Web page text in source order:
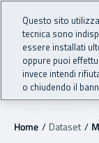
Vai al menu
Vai al contenuto
INAIL
Gli
Navigazione
Home Dataset
Questo sito
tecnica sono
essere installati
oppure puoi
invece intendi
o chiudendo il